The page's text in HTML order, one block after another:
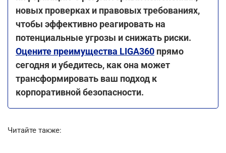
новых проверках и правовых требованиях,
чтобы эффективно реагировать на
потенциальные угрозы и снижать риски.
Оцените преимущества LIGA360 прямо
сегодня и убедитесь, как она может
трансформировать ваш подход к
корпоративной безопасности.
Читайте также: